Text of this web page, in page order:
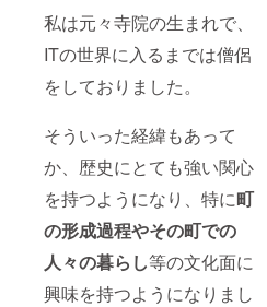
私は元々寺院の生まれで、
ITの世界に入るまでは僧侶
をしておりました。
そういった経緯もあって
か、歴史にとても強い関心
を持つようになり、特に町
の形成過程やその町での
人々の暮らし等の文化面に
興味を持つようになりまし